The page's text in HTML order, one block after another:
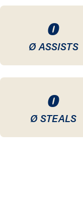
0
Ø ASSISTS
0
Ø STEALS